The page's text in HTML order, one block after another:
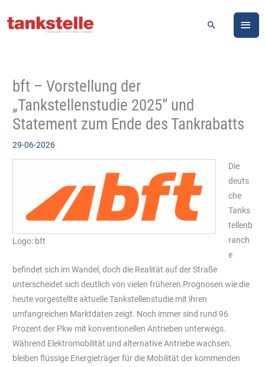
Inhalt
Suchen
bft – Vorstellung der
„Tankstellenstudie 2025“ und
Statement zum Ende des Tankrabatts
29-06-2026
Logo: bft
Die
deuts
che
Tanks
tellenb
ranch
e
befindet sich im Wandel, doch die Realität auf der Straße
unterscheidet sich deutlich von vielen früheren Prognosen wie die
heute vorgestellte aktuelle Tankstellenstudie mit ihren
umfangreichen Marktdaten zeigt. Noch immer sind rund 96
Prozent der Pkw mit konventionellen Antrieben unterwegs.
Während Elektromobilität und alternative Antriebe wachsen,
bleiben flüssige Energieträger für die Mobilität der kommenden